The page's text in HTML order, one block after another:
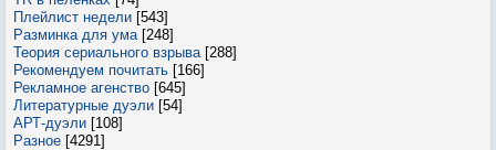
Плейлист недели [543]
Разминка для ума [248]
Теория сериального взрыва [288]
Рекомендуем почитать [166]
Рекламное агенство [645]
Литературные дуэли [54]
АРТ-дуэли [108]
Разное [4291]